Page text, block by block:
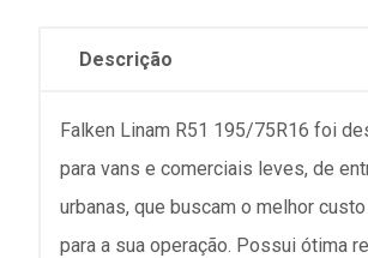
Descrição
Falken Linam R51 195/75R16 foi
para vans e comerciais leves, de
urbanas, que buscam o melhor
para a sua operação. Possui ótima